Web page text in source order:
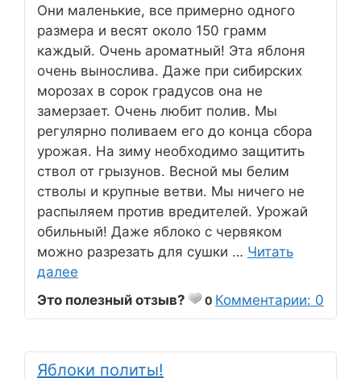
Они маленькие, все примерно одного
размера и весят около 150 грамм
каждый. Очень ароматный! Эта яблоня
очень вынослива. Даже при сибирских
морозах в сорок градусов она не
замерзает. Очень любит полив. Мы
регулярно поливаем его до конца сбора
урожая. На зиму необходимо защитить
ствол от грызунов. Весной мы белим
стволы и крупные ветви. Мы ничего не
распыляем против вредителей. Урожай
обильный! Даже яблоко с червяком
можно разрезать для сушки … Читать
далее
Это полезный отзыв?
0 Комментарии: 0
Яблоки политы!